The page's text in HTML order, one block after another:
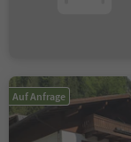
Auf Anfrage